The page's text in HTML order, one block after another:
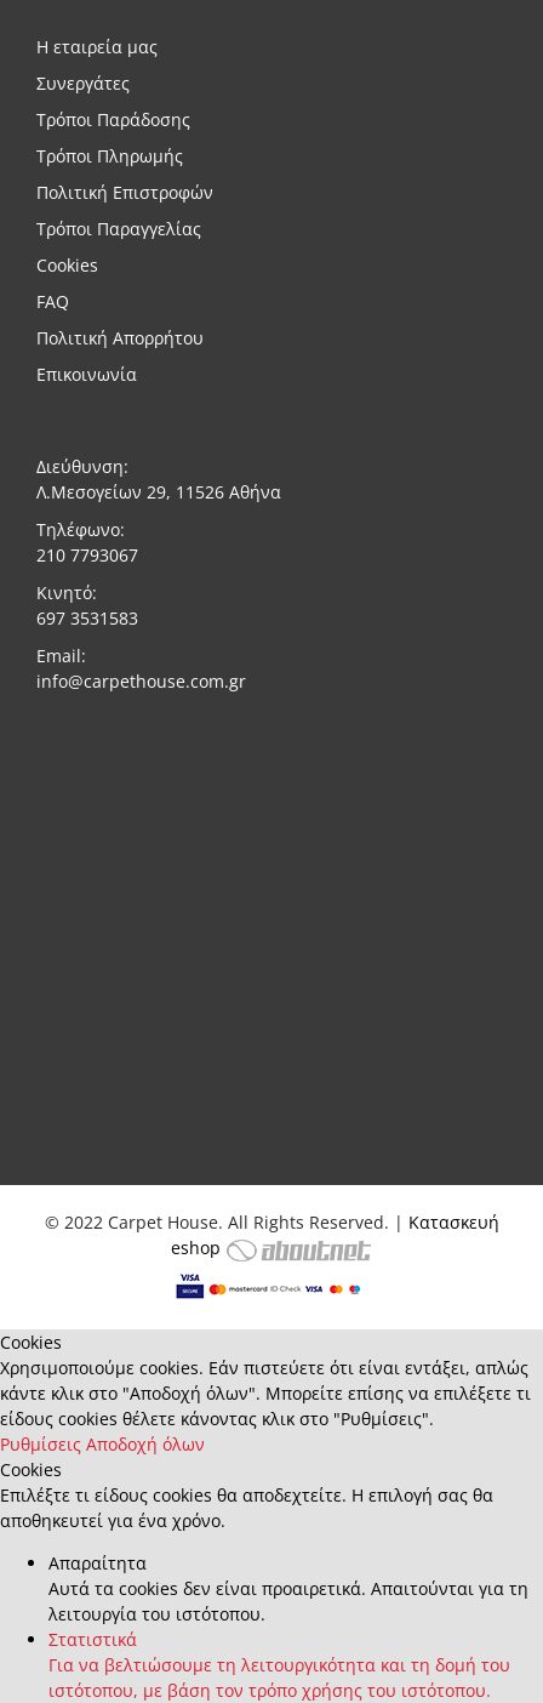
Η εταιρεία μας
Συνεργάτες
Τρόποι Παράδοσης
Τρόποι Πληρωμής
Πολιτική Επιστροφών
Τρόποι Παραγγελίας
Cookies
FAQ
Πολιτική Απορρήτου
Επικοινωνία
Διεύθυνση:
Λ.Μεσογείων 29, 11526 Αθήνα
Τηλέφωνο:
210 7793067
Κινητό:
697 3531583
Email:
info@carpethouse.com.gr
© 2022 Carpet House. All Rights Reserved. | Κατασκευή
eshop
Cookies
Χρησιμοποιούμε cookies. Εάν πιστεύετε ότι είναι εντάξει, απλώς
κάντε κλικ στο "Αποδοχή όλων". Μπορείτε επίσης να επιλέξετε τι
είδους cookies θέλετε κάνοντας κλικ στο "Ρυθμίσεις".
Ρυθμίσεις Αποδοχή όλων
Cookies
Επιλέξτε τι είδους cookies θα αποδεχτείτε. Η επιλογή σας θα
αποθηκευτεί για ένα χρόνο.
Απαραίτητα
Αυτά τα cookies δεν είναι προαιρετικά. Απαιτούνται για τη
λειτουργία του ιστότοπου.
Στατιστικά
Για να βελτιώσουμε τη λειτουργικότητα και τη δομή του
ιστότοπου, με βάση τον τρόπο χρήσης του ιστότοπου.